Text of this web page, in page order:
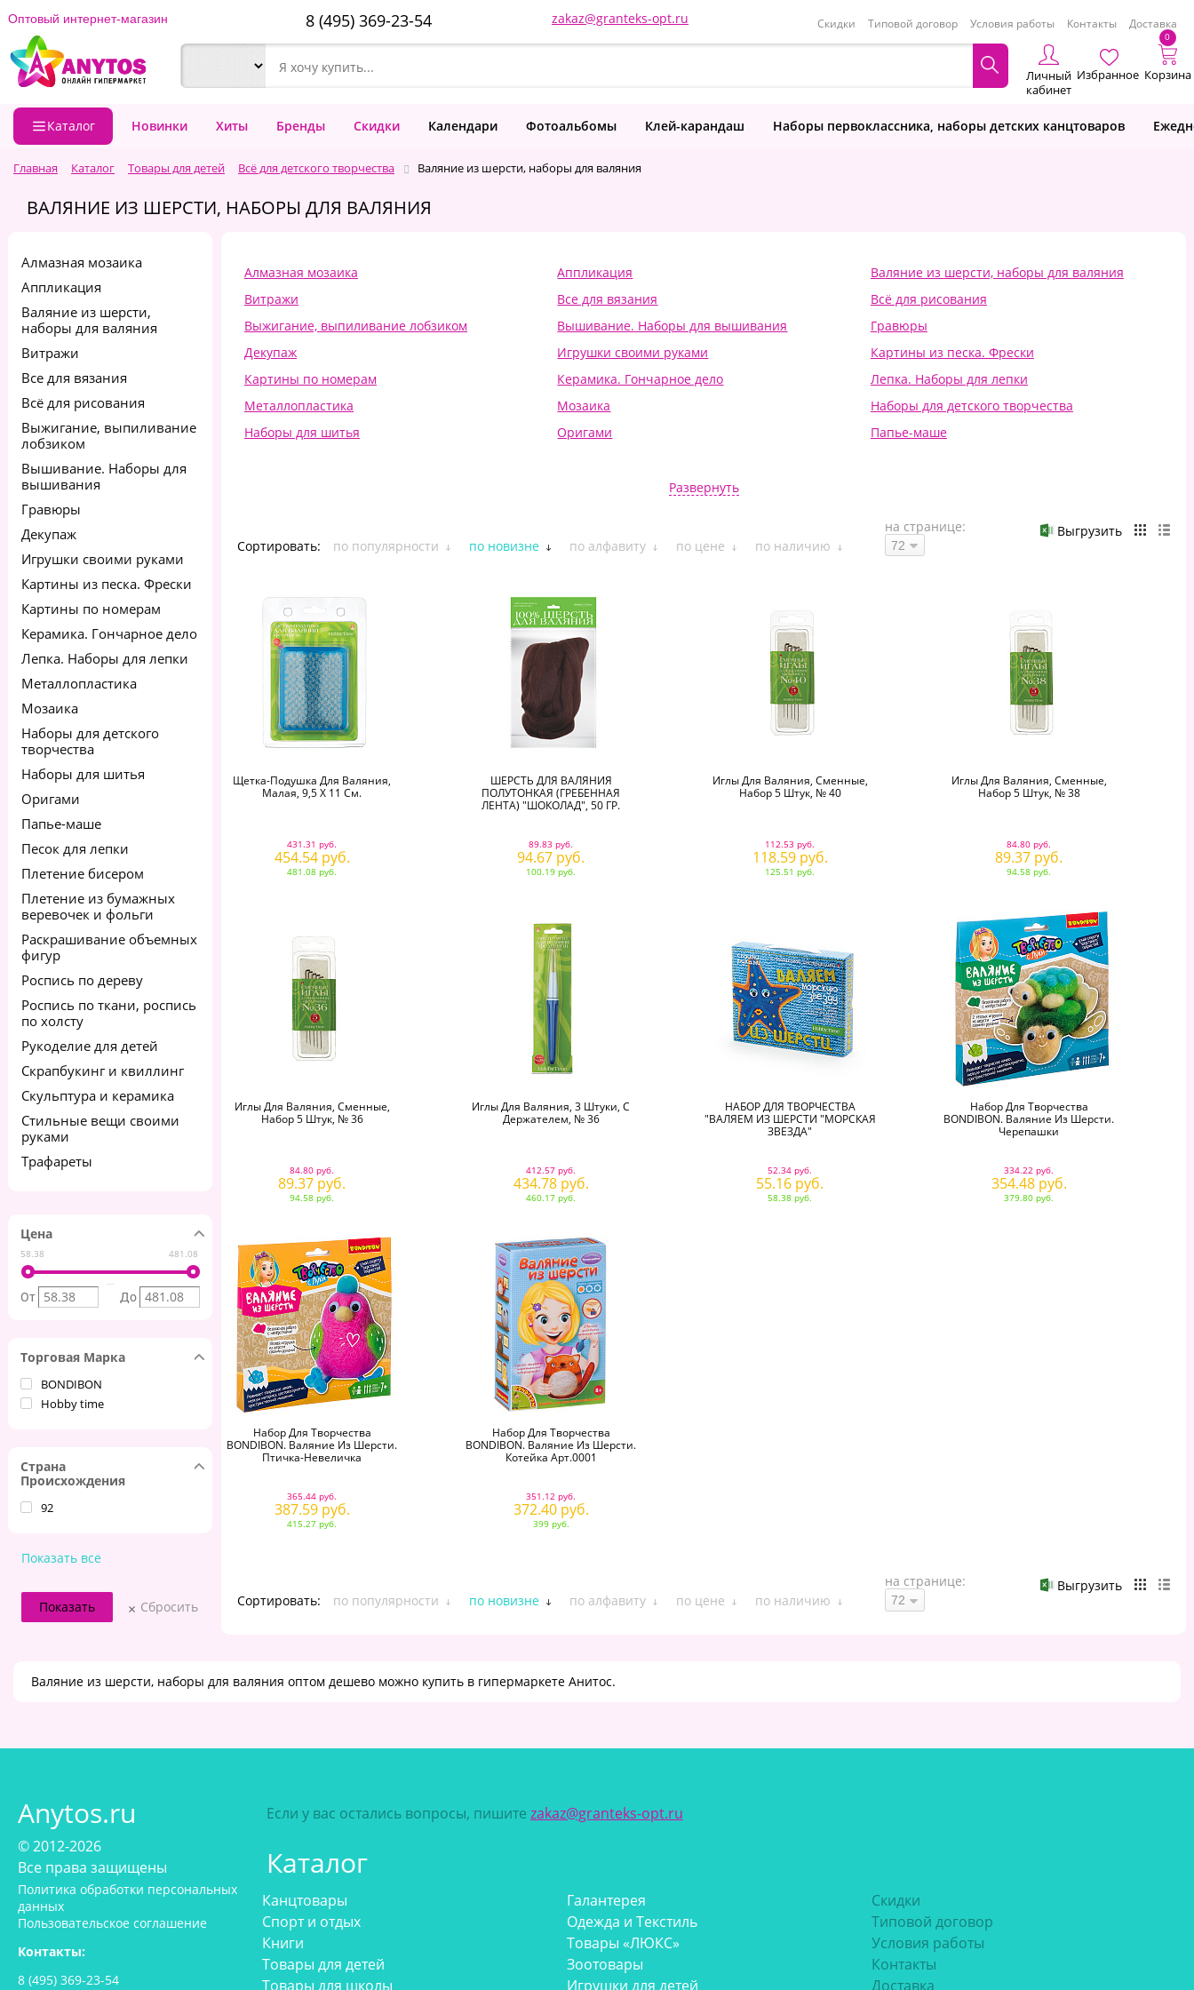
Оптовый интернет-магазин 8 (495) 369-23-54 zakaz@granteks-opt.ru Скидки Типовой договор Условия работы Контакты Доставка
Личный
кабинет
Избранное
0
Корзина
Каталог Новинки Хиты Бренды Скидки Календари Фотоальбомы Клей-карандаш Наборы первоклассника, наборы детских канцтоваров
Главная Каталог Товары для детей Всё для детского творчества Валяние из шерсти, наборы для валяния
ВАЛЯНИЕ ИЗ ШЕРСТИ, НАБОРЫ ДЛЯ ВАЛЯНИЯ
Алмазная мозаика
Аппликация
Валяние из шерсти,
наборы для валяния
Витражи
Все для вязания
Всё для рисования
Выжигание, выпиливание
лобзиком
Вышивание. Наборы для
вышивания
Гравюры
Декупаж
Игрушки своими руками
Картины из песка. Фрески
Картины по номерам
Керамика. Гончарное дело
Лепка. Наборы для лепки
Металлопластика
Мозаика
Наборы для детского
творчества
Наборы для шитья
Оригами
Папье-маше
Песок для лепки
Плетение бисером
Плетение из бумажных
веревочек и фольги
Раскрашивание объемных
фигур
Роспись по дереву
Роспись по ткани, роспись
по холсту
Рукоделие для детей
Скрапбукинг и квиллинг
Скульптура и керамика
Стильные вещи своими
руками
Трафареты
Цена
58.38 481.08
От До
Торговая Марка
BONDIBON
Hobby time
Страна
Происхождения
92
Показать все
Сбросить
Алмазная мозаика Аппликация
Валяние из шерсти, наборы для валяния
Витражи
Все для вязания
Всё для рисования
Выжигание, выпиливание лобзиком
Вышивание. Наборы для вышивания
Гравюры
Декупаж
Игрушки своими руками
Картины из песка. Фрески
Картины по номерам
Керамика. Гончарное дело
Лепка. Наборы для лепки
Металлопластика
Мозаика
Наборы для детского творчества
Наборы для шитья
Оригами
Папье-маше
Роспись по дереву
Стильные вещи своими руками
Трафареты
Развернуть
Выгрузить
Сортировать:
по популярности по новизне по алфавиту по цене по наличию
на странице:
Щетка-Подушка Для Валяния,
Малая, 9,5 Х 11 См.
431.31 руб.
454.54 руб.
481.08 руб.
ШЕРСТЬ ДЛЯ ВАЛЯНИЯ
ПОЛУТОНКАЯ (ГРЕБЕННАЯ
ЛЕНТА) "ШОКОЛАД", 50 ГР.
89.83 руб.
94.67 руб.
100.19 руб.
Иглы Для Валяния, Сменные,
Набор 5 Штук, № 40
112.53 руб.
118.59 руб.
125.51 руб.
Иглы Для Валяния, Сменные,
Набор 5 Штук, № 38
84.80 руб.
89.37 руб.
94.58 руб.
Иглы Для Валяния, Сменные,
Набор 5 Штук, № 36
84.80 руб.
89.37 руб.
94.58 руб.
Иглы Для Валяния, 3 Штуки, С
Держателем, № 36
412.57 руб.
434.78 руб.
460.17 руб.
НАБОР ДЛЯ ТВОРЧЕСТВА
"ВАЛЯЕМ ИЗ ШЕРСТИ "МОРСКАЯ
ЗВЕЗДА"
52.34 руб.
55.16 руб.
58.38 руб.
Набор Для Творчества
BONDIBON. Валяние Из Шерсти.
Черепашки
334.22 руб.
354.48 руб.
379.80 руб.
Набор Для Творчества
BONDIBON. Валяние Из Шерсти.
Птичка-Невеличка
365.44 руб.
387.59 руб.
415.27 руб.
Набор Для Творчества
BONDIBON. Валяние Из Шерсти.
Котейка Арт.0001
351.12 руб.
372.40 руб.
399 руб.
Выгрузить
Сортировать:
по популярности по новизне по алфавиту по цене по наличию
на странице:
Валяние из шерсти, наборы для валяния оптом дешево можно купить в гипермаркете Анитос.
Anytos.ru
© 2012-2026
Все права защищены
Политика обработки персональных
данных
Пользовательское соглашение
Контакты:
8 (495) 369-23-54
Если у вас остались вопросы, пишите zakaz@granteks-opt.ru
Каталог
Канцтовары
Спорт и отдых
Книги
Товары для детей
Товары для школы
Галантерея
Одежда и Текстиль
Товары «ЛЮКС»
Зоотовары
Игрушки для детей
Скидки
Типовой договор
Условия работы
Контакты
Доставка